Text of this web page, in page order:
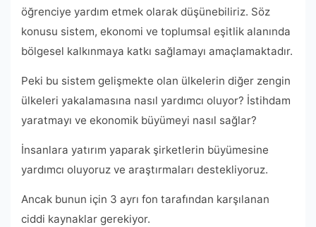
öğrenciye yardım etmek olarak düşünebiliriz. Söz
konusu sistem, ekonomi ve toplumsal eşitlik alanında
bölgesel kalkınmaya katkı sağlamayı amaçlamaktadır.
Peki bu sistem gelişmekte olan ülkelerin diğer zengin
ülkeleri yakalamasına nasıl yardımcı oluyor? İstihdam
yaratmayı ve ekonomik büyümeyi nasıl sağlar?
İnsanlara yatırım yaparak şirketlerin büyümesine
yardımcı oluyoruz ve araştırmaları destekliyoruz.
Ancak bunun için 3 ayrı fon tarafından karşılanan
ciddi kaynaklar gerekiyor.